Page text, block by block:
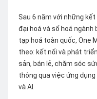
Sau 6 năm với những
đại hoá và số hoá
tạp hoá toàn quốc, One
theo: kết nối và phát
sản, bán lẻ, chăm sóc
thông qua việc ứng
và AI.